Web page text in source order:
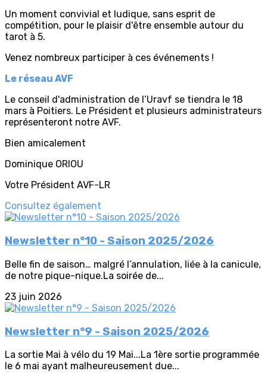
Un moment convivial et ludique, sans esprit de
compétition, pour le plaisir d'être ensemble autour du
tarot à 5.
Venez nombreux participer à ces événements !
Le réseau AVF
Le conseil d'administration de l’Uravf se tiendra le 18
mars à Poitiers. Le Président et plusieurs administrateurs
représenteront notre AVF.
Bien amicalement
Dominique ORIOU
Votre Président AVF-LR
Consultez également
Newsletter n°10 - Saison 2025/2026
Belle fin de saison… malgré l’annulation, liée à la canicule,
de notre pique-nique.La soirée de...
23 juin 2026
Newsletter n°9 - Saison 2025/2026
La sortie Mai à vélo du 19 Mai...La 1ère sortie programmée
le 6 mai ayant malheureusement due...